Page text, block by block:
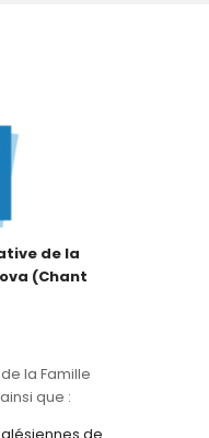
de la
(Chant
la Famille
que :